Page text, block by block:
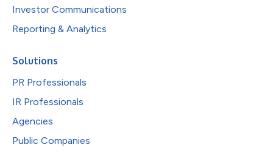
Investor Communications
Reporting & Analytics
Solutions
PR Professionals
IR Professionals
Agencies
Public Companies